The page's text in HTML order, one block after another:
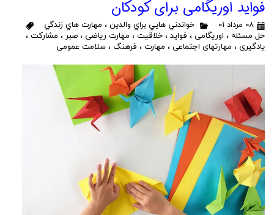
فواید اوریگامی برای کودکان
۰۸ مرداد ۰۱ خواندني هايي براي والدين ، مهارت هاي زندگي
حل مسئله ، اوریگامی ، فواید ، خلاقیت ، مهارت ریاضی ، صبر ، مشارکت ،
یادگیری ، مهارتهای اجتماعی ، مهارت ، فرهنگ ، سلامت عمومی